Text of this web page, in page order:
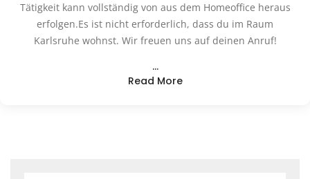
Tätigkeit kann vollständig von aus dem Homeoffice heraus
erfolgen.Es ist nicht erforderlich, dass du im Raum
Karlsruhe wohnst. Wir freuen uns auf deinen Anruf!
…
Read More